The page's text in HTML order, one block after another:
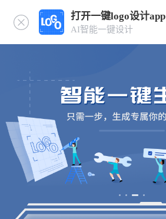
打开一键logo设计app
AI智能一键设计